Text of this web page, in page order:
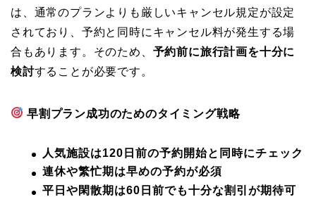
は、通常のプランよりも厳しいキャンセル規定が設定
されており、予約と同時にキャンセル料が発生する場
合もあります。そのため、 予約前に旅行計画を十分に
検討することが必要です。
早割プラン成功のためのタイミング戦略
人気施設は120日前の予約開始と同時にチェック
連休や繁忙期は早めの予約が必須
平日や閑散期は60日前でも十分な割引が期待可